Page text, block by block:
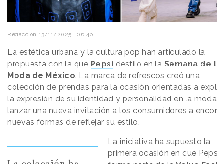
Redacción 13/11/2025 · 06:46
La estética urbana y la cultura pop han articulado la
propuesta con la que Pepsi desfiló en la Semana de
Moda de México. La marca de refrescos creó una
colección de prendas para la ocasión orientadas a
la expresión de su identidad y personalidad en la
lanzar una nueva invitación a los consumidores a
nuevas formas de reflejar su estilo.
La iniciativa ha supuesto la
primera ocasión en que